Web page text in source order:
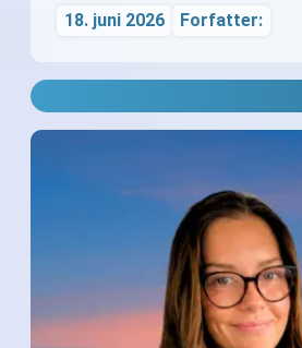
18. juni 2026 Forfatter: